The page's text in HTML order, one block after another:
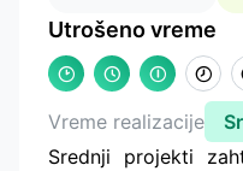
Utrošeno vreme
Vreme realizacije
Srednji projekti